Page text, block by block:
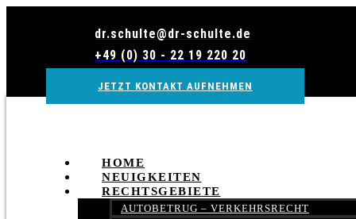
dr.schulte@dr-schulte.de
+49 (0) 30 - 22 19 220 20
JETZT KONTAKT AUFNEHMEN
HOME
NEUIGKEITEN
RECHTSGEBIETE
AUTOBETRUG – VERKEHRSRECHT